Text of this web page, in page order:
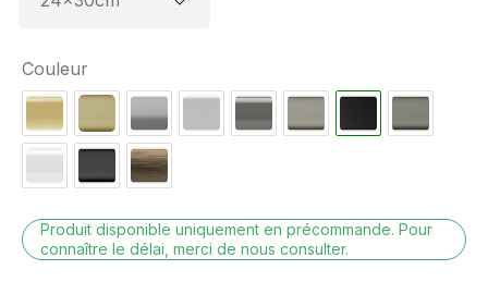
Couleur
Produit disponible uniquement en précommande. Pour
connaître le délai, merci de nous consulter.